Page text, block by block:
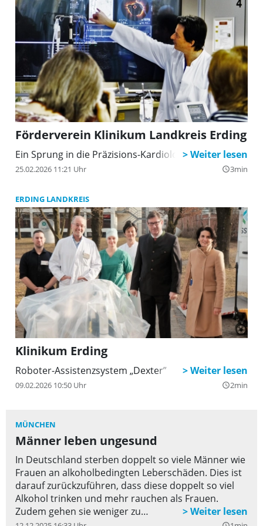
Förderverein Klinikum Landkreis Erding
Ein Sprung in die Präzisions-Kardiologie
25.02.2026 11:21 Uhr query_builder3min
ERDING LANDKREIS
Klinikum Erding
Roboter-Assistenzsystem „Dexter”
09.02.2026 10:50 Uhr query_builder2min
MÜNCHEN
Männer leben ungesund
In Deutschland sterben doppelt so viele Männer wie
Frauen an alkoholbedingten Leberschäden. Dies ist
darauf zurückzuführen, dass diese doppelt so viel
Alkohol trinken und mehr rauchen als Frauen.
Zudem gehen sie weniger zu